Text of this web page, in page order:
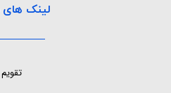
لینک های
تقویم